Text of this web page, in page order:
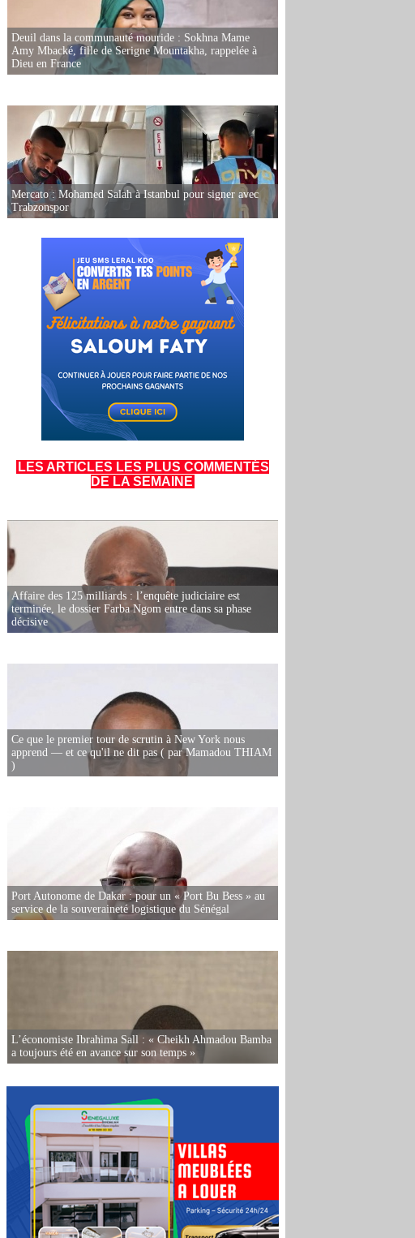
Deuil dans la communauté mouride : Sokhna Mame
Amy Mbacké, fille de Serigne Mountakha, rappelée à
Dieu en France
Mercato : Mohamed Salah à Istanbul pour signer avec
Trabzonspor
LES ARTICLES LES PLUS COMMENTÉS
DE LA SEMAINE
Affaire des 125 milliards : l’enquête judiciaire est
terminée, le dossier Farba Ngom entre dans sa phase
décisive
Ce que le premier tour de scrutin à New York nous
apprend — et ce qu'il ne dit pas ( par Mamadou THIAM
)
Port Autonome de Dakar : pour un « Port Bu Bess » au
service de la souveraineté logistique du Sénégal
L’économiste Ibrahima Sall : « Cheikh Ahmadou Bamba
a toujours été en avance sur son temps »